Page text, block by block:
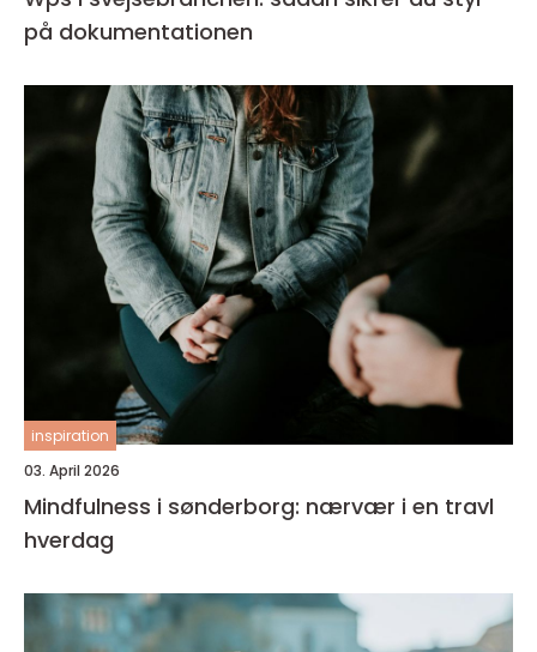
på dokumentationen
inspiration
03. April 2026
Mindfulness i sønderborg: nærvær i en travl
hverdag